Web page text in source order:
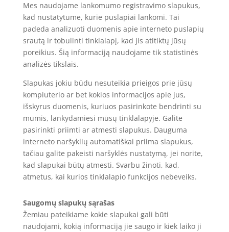
Mes naudojame lankomumo registravimo slapukus,
kad nustatytume, kurie puslapiai lankomi. Tai
padeda analizuoti duomenis apie interneto puslapių
srautą ir tobulinti tinklalapį, kad jis atitiktų jūsų
poreikius. Šią informaciją naudojame tik statistinės
analizės tikslais.
Slapukas jokiu būdu nesuteikia prieigos prie jūsų
kompiuterio ar bet kokios informacijos apie jus,
išskyrus duomenis, kuriuos pasirinkote bendrinti su
mumis, lankydamiesi mūsų tinklalapyje. Galite
pasirinkti priimti ar atmesti slapukus. Dauguma
interneto naršyklių automatiškai priima slapukus,
tačiau galite pakeisti naršyklės nustatymą, jei norite,
kad slapukai būtų atmesti. Svarbu žinoti, kad,
atmetus, kai kurios tinklalapio funkcijos nebeveiks.
Saugomų slapukų sąrašas
Žemiau pateikiame kokie slapukai gali būti
naudojami, kokią informaciją jie saugo ir kiek laiko ji